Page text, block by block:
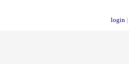
login |